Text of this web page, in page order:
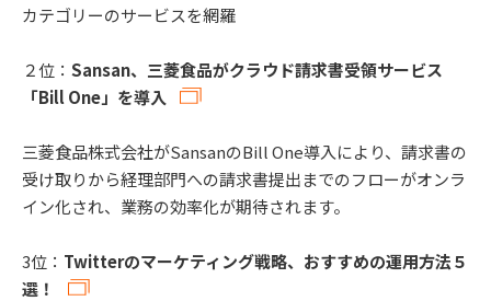
カテゴリーのサービスを網羅
２位： Sansan、三菱食品がクラウド請求書受領サービス
「Bill One」を導入
三菱食品株式会社がSansanのBill One導入により、請求書の
受け取りから経理部門への請求書提出までのフローがオンラ
イン化され、業務の効率化が期待されます。
3位： Twitterのマーケティング戦略、おすすめの運用方法５
選！